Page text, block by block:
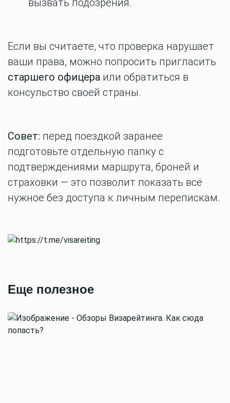
вызвать подозрения.
Если вы считаете, что проверка нарушает
ваши права, можно попросить пригласить
старшего офицера или обратиться в
консульство своей страны.
Совет: перед поездкой заранее
подготовьте отдельную папку с
подтверждениями маршрута, броней и
страховки — это позволит показать всё
нужное без доступа к личным перепискам.
Еще полезное